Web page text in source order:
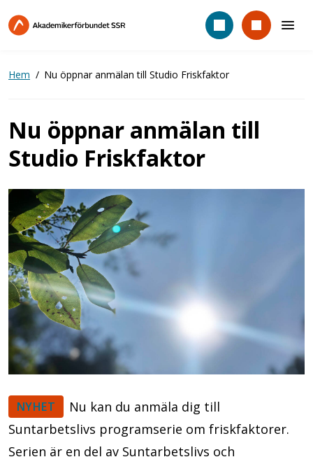
till
Hem Nu öppnar anmälan till Studio Friskfaktor
Nu öppnar anmälan till
Studio Friskfaktor
NYHET
Nu kan du anmäla dig till
Suntarbetslivs programserie om friskfaktorer.
Serien är en del av Suntarbetslivs och